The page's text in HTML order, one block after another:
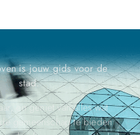
is jouw gids voor de
stad.
en geniet van alles wat
gemeenschap te bieden